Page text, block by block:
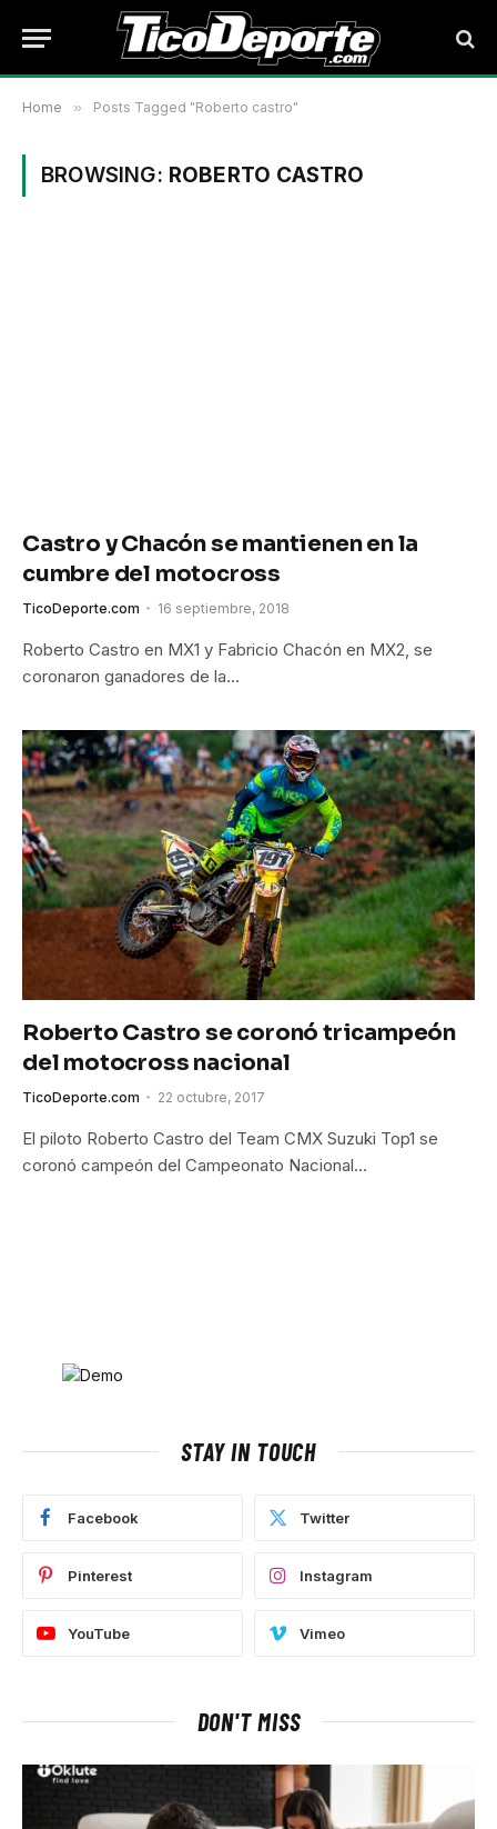
Home » Posts Tagged "Roberto castro"
BROWSING: ROBERTO CASTRO
Castro y Chacón se mantienen en la
cumbre del motocross
TicoDeporte.com 16 septiembre, 2018
Roberto Castro en MX1 y Fabricio Chacón en MX2, se
coronaron ganadores de la…
Roberto Castro se coronó tricampeón
del motocross nacional
TicoDeporte.com 22 octubre, 2017
El piloto Roberto Castro del Team CMX Suzuki Top1 se
coronó campeón del Campeonato Nacional…
STAY IN TOUCH
Facebook Twitter
Pinterest Instagram
YouTube Vimeo
DON'T MISS